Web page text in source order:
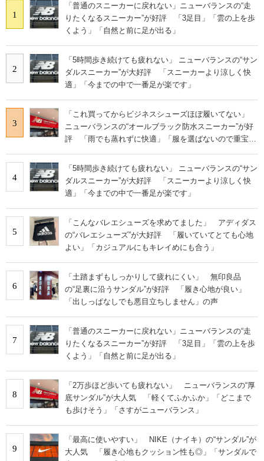
1
「普通のスニーカーに戻れない」ニューバランスの“走
りたくなるスニーカー”が好評 「3足目」「雲の上を歩
くよう」「自然と前に足が出る」
2
「5時間歩き続けても疲れない」 ニューバランスの“サン
ダルスニーカー”が大好評 「スニーカーより涼しく快
適」「今までの中で一番足が楽です」
3
「これ買ってからビジネスシューズほぼ履いてない」
ニューバランスの“オールブラック防水スニーカー”が好
評 「雨でも蒸れずに快適」「服を選ばないので重宝」
4
「5時間歩き続けても疲れない」 ニューバランスの“サン
ダルスニーカー”が大好評 「スニーカーより涼しく快
適」「今までの中で一番足が楽です」
5
「こんなバレエシューズを求めてました」 アディダス
の“バレエシューズ”が大好評 「履いていてとても心地
よい」「カジュアルにもキレイめにも合う」
6
「土踏まずもしっかりして疲れにくい」 無印良品
の“足裏に沿うサンダル”が好評 「履き心地が良い」
「出しっぱなしでも悪目立ちしません」の声
7
「普通のスニーカーに戻れない」ニューバランスの“走
りたくなるスニーカー”が好評 「3足目」「雲の上を歩
くよう」「自然と前に足が出る」
8
「2万歩ほど歩いても疲れない」 ニューバランスの“厚
底サンダル”が大人気 「軽くてふかふか」「どこまで
も歩けそう」「さすがニューバランス」
9
「最高に使いやすい」 NIKE（ナイキ）の“サンダル”が
大人気 「履き心地もクッション性も◎」「サンダルで